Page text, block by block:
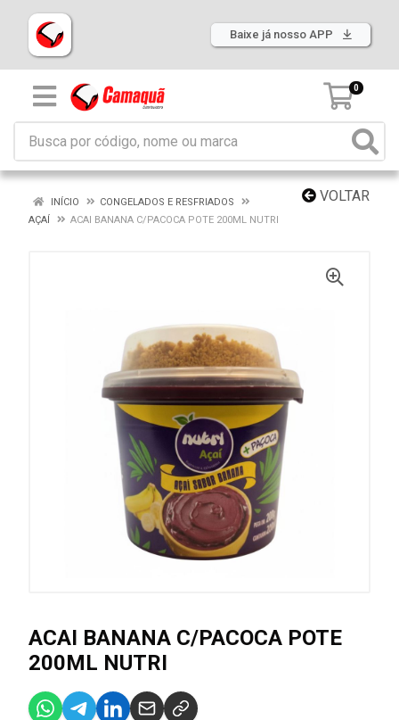
Baixe já nosso APP
0
VOLTAR
INÍCIO
CONGELADOS E RESFRIADOS
AÇAÍ
ACAI BANANA C/PACOCA POTE 200ML NUTRI
ACAI BANANA C/PACOCA POTE
200ML NUTRI